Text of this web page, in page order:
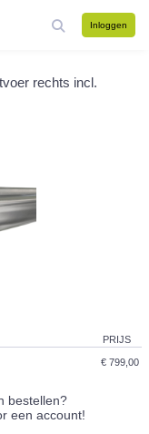
Inloggen
rechts incl.
PRIJS
€ 799,00
bestellen?
een account!